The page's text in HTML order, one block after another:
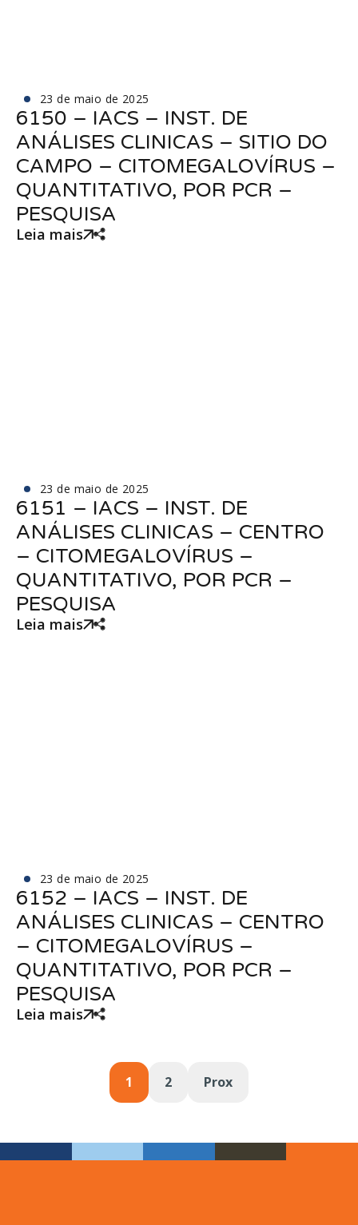
23 de maio de 2025
6150 – IACS – INST. DE
ANÁLISES CLINICAS – SITIO DO
CAMPO – CITOMEGALOVÍRUS –
QUANTITATIVO, POR PCR –
PESQUISA
Leia mais
23 de maio de 2025
6151 – IACS – INST. DE
ANÁLISES CLINICAS – CENTRO
– CITOMEGALOVÍRUS –
QUANTITATIVO, POR PCR –
PESQUISA
Leia mais
23 de maio de 2025
6152 – IACS – INST. DE
ANÁLISES CLINICAS – CENTRO
– CITOMEGALOVÍRUS –
QUANTITATIVO, POR PCR –
PESQUISA
Leia mais
1 2 Prox